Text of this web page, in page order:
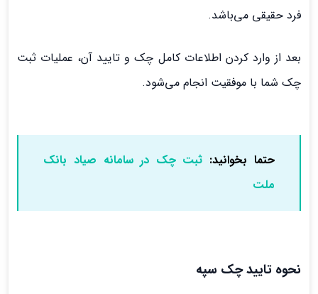
فرد حقیقی می‌باشد.
بعد از وارد کردن اطلاعات کامل چک و تایید آن، عملیات ثبت
چک شما با موفقیت انجام می‌شود.
حتما بخوانید: ثبت چک در سامانه صیاد بانک
ملت
نحوه تایید چک سپه